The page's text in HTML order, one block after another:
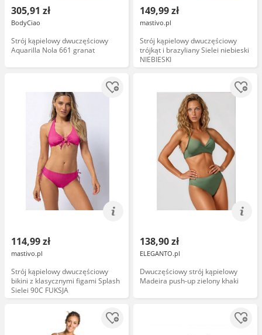
305,91 zł
BodyCiao
Strój kąpielowy dwuczęściowy
Aquarilla Nola 661 granat
149,99 zł
mastivo.pl
Strój kąpielowy dwuczęściowy
trójkąt i brazyliany Sielei niebieski
NIEBIESKI
114,99 zł
mastivo.pl
Strój kąpielowy dwuczęściowy
bikini z klasycznymi figami Splash
Sielei 90C FUKSJA
138,90 zł
ELEGANTO.pl
Dwuczęściowy strój kąpielowy
Madeira push-up zielony khaki